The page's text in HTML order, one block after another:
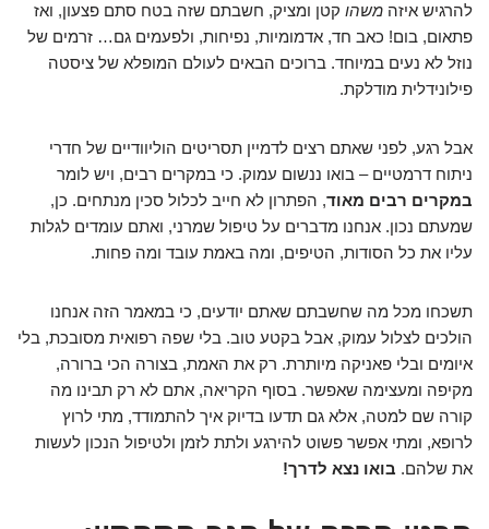
להרגיש איזה משהו קטן ומציק, חשבתם שזה בטח סתם פצעון, ואז
פתאום, בום! כאב חד, אדמומיות, נפיחות, ולפעמים גם… זרמים של
נוזל לא נעים במיוחד. ברוכים הבאים לעולם המופלא של ציסטה
פילונידלית מודלקת.
אבל רגע, לפני שאתם רצים לדמיין תסריטים הוליוודיים של חדרי
ניתוח דרמטיים – בואו ננשום עמוק. כי במקרים רבים, ויש לומר
במקרים רבים מאוד, הפתרון לא חייב לכלול סכין מנתחים. כן,
שמעתם נכון. אנחנו מדברים על טיפול שמרני, ואתם עומדים לגלות
עליו את כל הסודות, הטיפים, ומה באמת עובד ומה פחות.
תשכחו מכל מה שחשבתם שאתם יודעים, כי במאמר הזה אנחנו
הולכים לצלול עמוק, אבל בקטע טוב. בלי שפה רפואית מסובכת, בלי
איומים ובלי פאניקה מיותרת. רק את האמת, בצורה הכי ברורה,
מקיפה ומעצימה שאפשר. בסוף הקריאה, אתם לא רק תבינו מה
קורה שם למטה, אלא גם תדעו בדיוק איך להתמודד, מתי לרוץ
לרופא, ומתי אפשר פשוט להירגע ולתת לזמן ולטיפול הנכון לעשות
את שלהם. בואו נצא לדרך!